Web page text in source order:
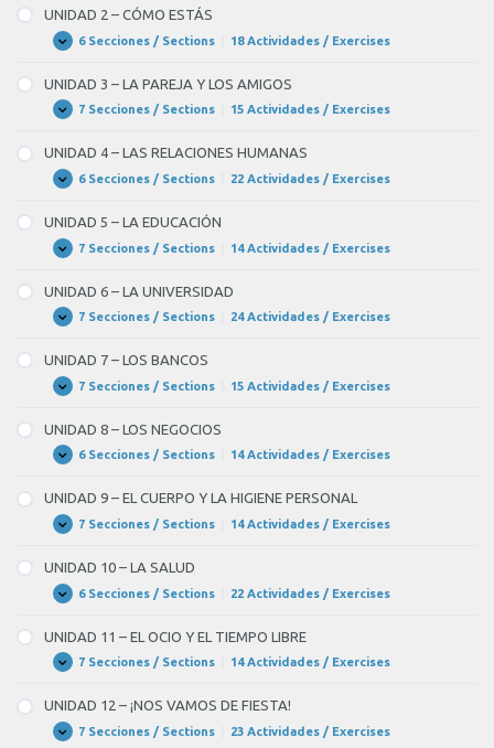
–
CÓMO
ERES
UNIDAD 2 – CÓMO ESTÁS
Expandir
UNIDAD
–
CÓMO
ESTÁS
6 Secciones / Sections 18 Actividades / Exercises
UNIDAD 3 – LA PAREJA Y LOS AMIGOS
Expandir
UNIDAD
–
LA
PAREJA
Y
AMIGOS
7 Secciones / Sections 15 Actividades / Exercises
UNIDAD 4 – LAS RELACIONES HUMANAS
Expandir
UNIDAD
–
LAS
RELACIONES
HUMANAS
6 Secciones / Sections 22 Actividades / Exercises
UNIDAD 5 – LA EDUCACIÓN
Expandir
UNIDAD
–
LA
EDUCACIÓN
7 Secciones / Sections 14 Actividades / Exercises
UNIDAD 6 – LA UNIVERSIDAD
Expandir
UNIDAD
–
LA
UNIVERSIDAD
7 Secciones / Sections 24 Actividades / Exercises
UNIDAD 7 – LOS BANCOS
Expandir
UNIDAD
–
LOS
BANCOS
7 Secciones / Sections 15 Actividades / Exercises
UNIDAD 8 – LOS NEGOCIOS
Expandir
UNIDAD
–
LOS
NEGOCIOS
6 Secciones / Sections 14 Actividades / Exercises
UNIDAD 9 – EL CUERPO Y LA HIGIENE PERSONAL
Expandir
UNIDAD
–
EL
CUERPO
Y
HIGIENE
PERSONAL
7 Secciones / Sections 14 Actividades / Exercises
UNIDAD 10 – LA SALUD
Expandir
UNIDAD
–
LA
SALUD
6 Secciones / Sections 22 Actividades / Exercises
UNIDAD 11 – EL OCIO Y EL TIEMPO LIBRE
Expandir
UNIDAD
–
EL
OCIO
7 Secciones / Sections 14 Actividades / Exercises
UNIDAD 12 – ¡NOS VAMOS DE FIESTA!
Expandir
UNIDAD7 Secciones / Sections 23 Actividades / Exercises